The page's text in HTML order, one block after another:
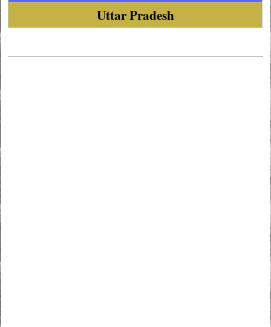
Uttar Pradesh